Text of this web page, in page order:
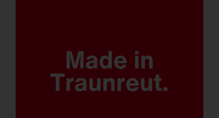
Quantensprung Lichtlösung.